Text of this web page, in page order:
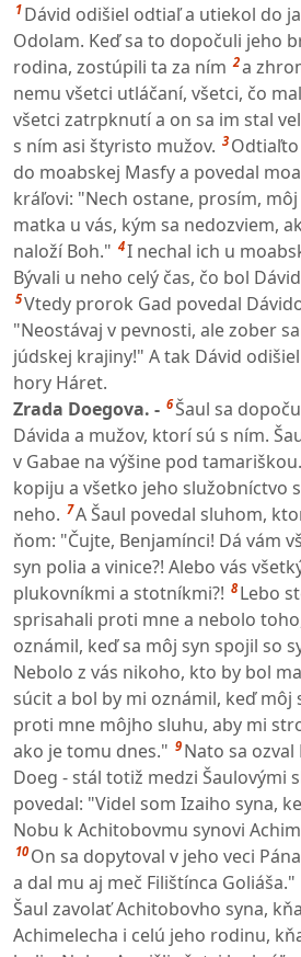
1 Dávid odišiel odtiaľ a utiekol do
Odolam. Keď sa to dopočuli jeho
rodina, zostúpili ta za ním 2a
nemu všetci utláčaní, všetci, čo
všetci zatrpknutí a on sa im stal
s ním asi štyristo mužov. 3
do moabskej Masfy a povedal
kráľovi: "Nech ostane, prosím,
matka u vás, kým sa nedozviem,
naloží Boh." 4I nechal ich u
Bývali u neho celý čas, čo bol
5Vtedy prorok Gad povedal
"Neostávaj v pevnosti, ale zober
júdskej krajiny!" A tak Dávid
hory Háret.
Zrada Doegova. - 6Šaul sa
Dávida a mužov, ktorí sú s ním.
v Gabae na výšine pod
kopiju a všetko jeho služobníctvo
neho. 7A Šaul povedal sluhom,
ňom: "Čujte, Benjamínci! Dá vám
syn polia a vinice?! Alebo vás
plukovníkmi a stotníkmi?! 8 Lebo
sprisahali proti mne a nebolo
oznámil, keď sa môj syn spojil so
Nebolo z vás nikoho, kto by bol
súcit a bol by mi oznámil, keď môj
proti mne môjho sluhu, aby mi
ako je tomu dnes." 9 Nato sa ozval
Doeg - stál totiž medzi Šaulovými
povedal: "Videl som Izaiho syna,
Nobu k Achitobovmu synovi
10 On sa dopytoval v jeho veci
a dal mu aj meč Filištínca Goliáša."
Šaul zavolať Achitobovho syna,
Achimelecha i celú jeho rodinu,